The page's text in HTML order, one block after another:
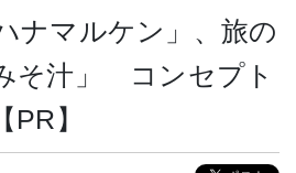
ナマルケン」、旅の
そ汁」 コンセプト
】